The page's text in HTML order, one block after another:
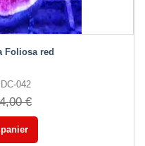
Foliosa red
042
€